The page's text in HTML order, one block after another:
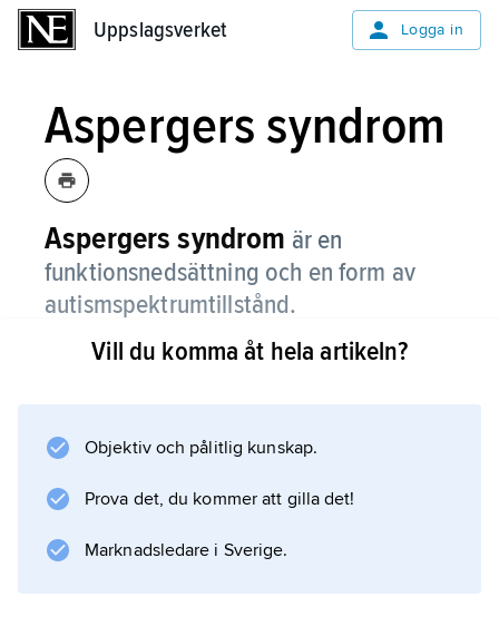
Uppslagsverket Logga in
Aspergers syndrom
Aspergers syndrom är en
funktionsnedsättning och en form av
autismspektrumtillstånd.
En person med Aspergers syndrom har ofta
Vill du komma åt hela artikeln?
Objektiv och pålitlig kunskap.
Prova det, du kommer att gilla det!
Marknadsledare i Sverige.